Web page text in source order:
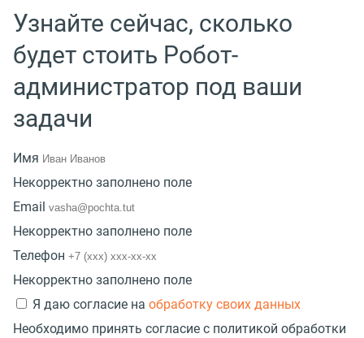
Узнайте сейчас, сколько
будет стоить Робот-
администратор под ваши
задачи
Имя
Некорректно заполнено поле
Email
Некорректно заполнено поле
Телефон
Некорректно заполнено поле
Я даю согласие на обработку своих данных
Необходимо принять согласие с политикой обработки